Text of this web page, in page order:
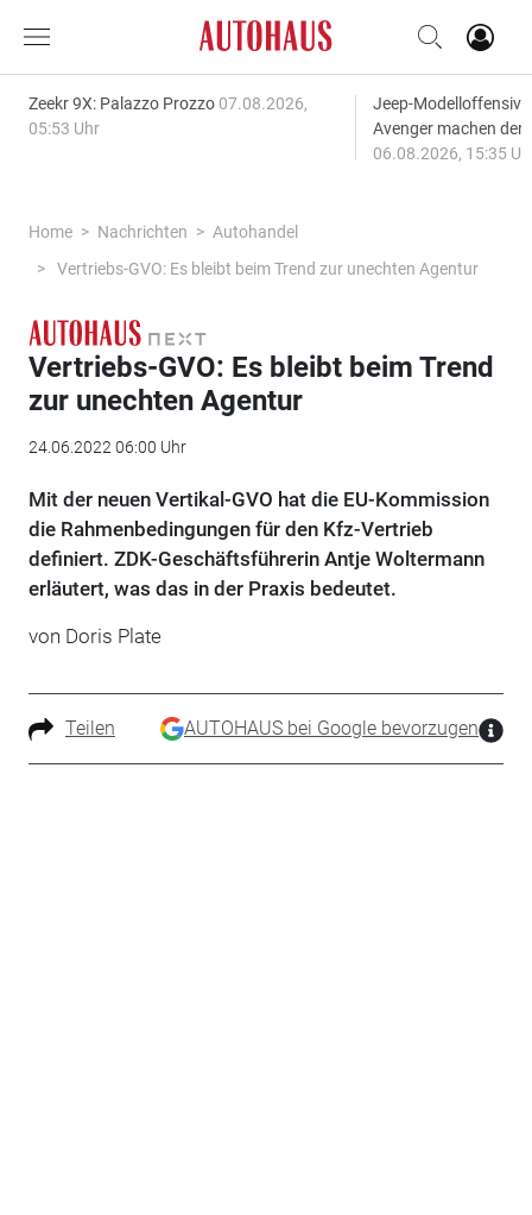
Zeekr 9X: Palazzo Prozzo 07.08.2026,
05:53 Uhr
Jeep-
Avenger machen
06.08.2026, 15:35
Home Nachrichten
Autohandel
Vertriebs-GVO: Es bleibt beim Trend zur unechten Agentur
Vertriebs-GVO: Es bleibt beim Trend
zur unechten Agentur
24.06.2022 06:00 Uhr
Mit der neuen Vertikal-GVO hat die EU-Kommission
die Rahmenbedingungen für den Kfz-Vertrieb
definiert. ZDK-Geschäftsführerin Antje Woltermann
erläutert, was das in der Praxis bedeutet.
von Doris Plate
Teilen AUTOHAUS bei Google bevorzugen